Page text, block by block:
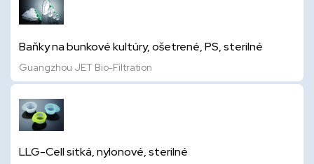
Baňky na bunkové kultúry, ošetrené, PS, sterilné
Guangzhou JET Bio-Filtration
LLG-Cell sitká, nylonové, sterilné